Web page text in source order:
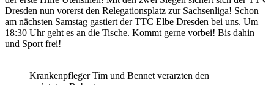
Dresden nun vorerst den Relegationsplatz zur Sachsenliga! Schon
am nächsten Samstag gastiert der TTC Elbe Dresden bei uns. Um
18:30 Uhr geht es an die Tische. Kommt gerne vorbei! Bis dahin
und Sport frei!
Krankenpfleger Tim und Bennet verarzten den